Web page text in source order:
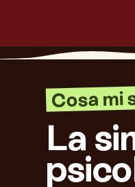
Cosa mi
La